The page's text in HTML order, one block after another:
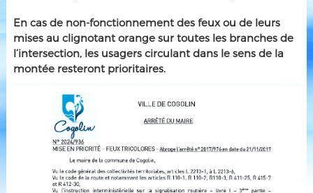
En cas de non-fonctionnement des feux ou de leurs
mises au clignotant orange sur toutes les branches de
l’intersection, les usagers circulant dans le sens de la
montée resteront prioritaires.